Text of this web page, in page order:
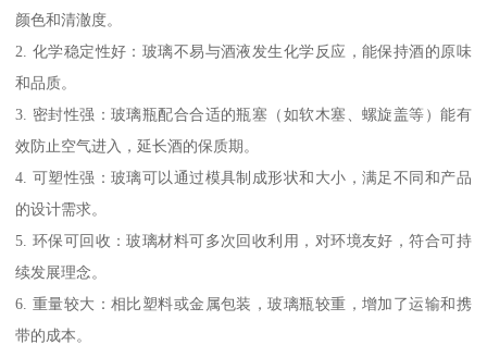
颜色和清澈度。
2. 化学稳定性好：玻璃不易与酒液发生化学反应，能保持酒的原味
和品质。
3. 密封性强：玻璃瓶配合合适的瓶塞（如软木塞、螺旋盖等）能有
效防止空气进入，延长酒的保质期。
4. 可塑性强：玻璃可以通过模具制成形状和大小，满足不同和产品
的设计需求。
5. 环保可回收：玻璃材料可多次回收利用，对环境友好，符合可持
续发展理念。
6. 重量较大：相比塑料或金属包装，玻璃瓶较重，增加了运输和携
带的成本。